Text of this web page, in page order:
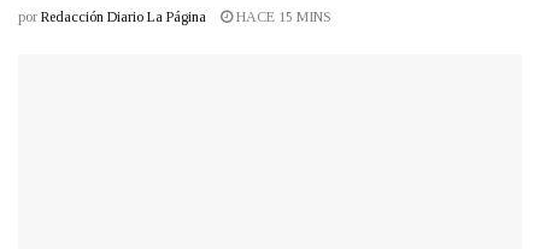
por Redacción Diario La Página HACE 15 MINS